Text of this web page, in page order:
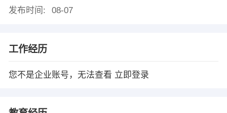
发布时间:
08-07
工作经历
您不是企业账号，无法查看 立即登录